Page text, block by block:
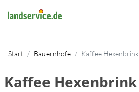
Start Bauernhöfe Kaffee Hexenbrink
Kaffee Hexenbrink